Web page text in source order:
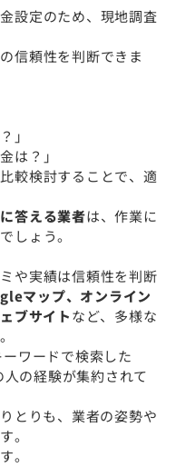
設定のため、現地調査
信頼性を判断できま
」
は？」
較検討することで、適
答える業者は、作業に
しょう。
や実績は信頼性を判断
マップ、オンライン
ブサイトなど、多様な
ワードで検索した
の経験が集約されて
とりも、業者の姿勢や
。
。